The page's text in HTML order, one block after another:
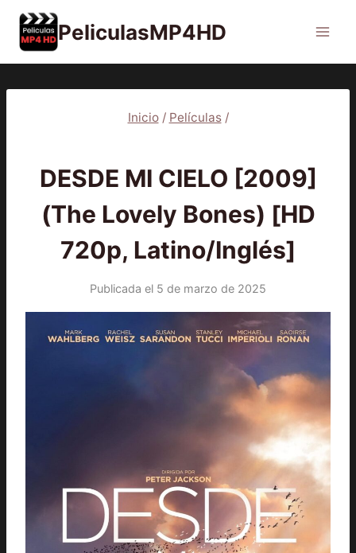
Saltar
contenido
PeliculasMP4HD
Inicio / Películas /
DESDE MI CIELO [2009]
(The Lovely Bones) [HD
720p, Latino/Inglés]
Publicada el 5 de marzo de 2025